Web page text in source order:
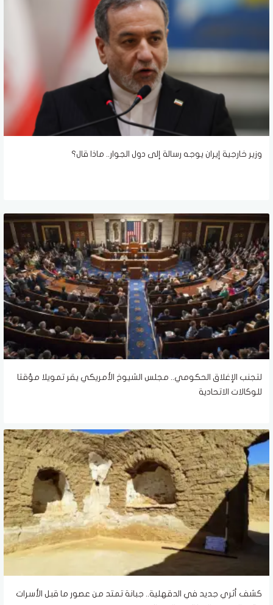
وزير خارجية إيران يوجه رسالة إلى دول الجوار.. ماذا قال؟
لتجنب الإغلاق الحكومي.. مجلس الشيوخ الأمريكي يقر تمويلا مؤقتا
للوكالات الاتحادية
كشف أثري جديد في الدقهلية.. جبانة تمتد من عصور ما قبل الأسرات